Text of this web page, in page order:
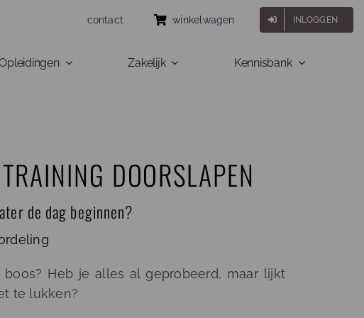
contact winkelwagen INLOGGEN
Zakelijk Kennisbank
DOORSLAPEN
de dag beginnen?
Heb je alles al geprobeerd, maar lijkt
te lukken?